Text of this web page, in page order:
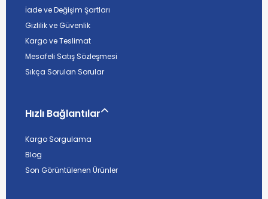
İade ve Değişim Şartları
Gizlilik ve Güvenlik
Kargo ve Teslimat
Mesafeli Satış Sözleşmesi
Sıkça Sorulan Sorular
Hızlı Bağlantılar
Kargo Sorgulama
Blog
Son Görüntülenen Ürünler